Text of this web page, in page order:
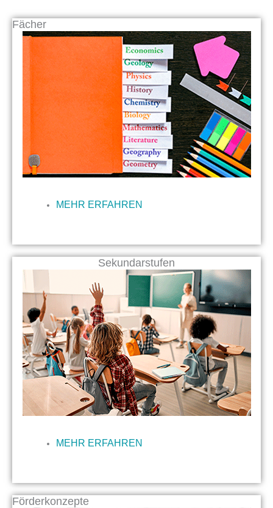
Fächer
MEHR ERFAHREN
Sekundarstufen
MEHR ERFAHREN
Förderkonzepte